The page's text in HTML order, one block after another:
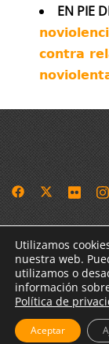
Our
EN PIE
contra
Antimilitaristes-
La Casa Verda
46003 València
Avís legal·
Utilizamos
nuestra web.
utilizamos o
información
Política de
Aceptar